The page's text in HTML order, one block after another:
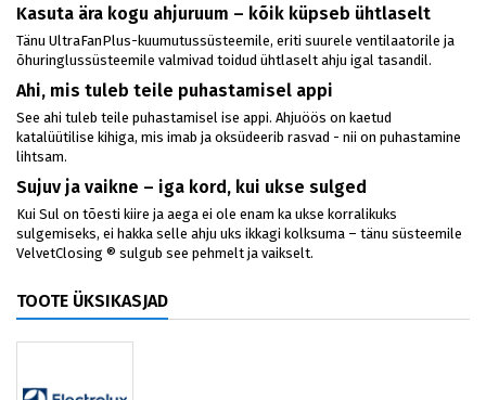
Kasuta ära kogu ahjuruum – kõik küpseb ühtlaselt
Tänu UltraFanPlus-kuumutussüsteemile, eriti suurele ventilaatorile ja
õhuringlussüsteemile valmivad toidud ühtlaselt ahju igal tasandil.
Ahi, mis tuleb teile puhastamisel appi
See ahi tuleb teile puhastamisel ise appi. Ahjuöös on kaetud
katalüütilise kihiga, mis imab ja oksüdeerib rasvad - nii on puhastamine
lihtsam.
Sujuv ja vaikne – iga kord, kui ukse sulged
Kui Sul on tõesti kiire ja aega ei ole enam ka ukse korralikuks
sulgemiseks, ei hakka selle ahju uks ikkagi kolksuma – tänu süsteemile
VelvetClosing ® sulgub see pehmelt ja vaikselt.
TOOTE ÜKSIKASJAD